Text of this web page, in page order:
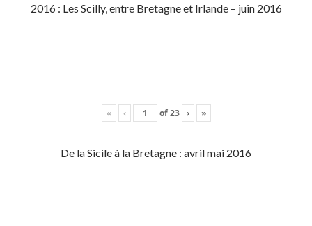
2016 : Les Scilly, entre Bretagne et Irlande – juin 2016
« ‹ of23 › »
De la Sicile à la Bretagne : avril mai 2016